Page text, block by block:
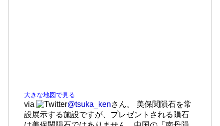
大きな地図で見る
via @tsuka_kenさん。 美保関隕石を常
設展示する施設ですが、プレゼントされる隕石